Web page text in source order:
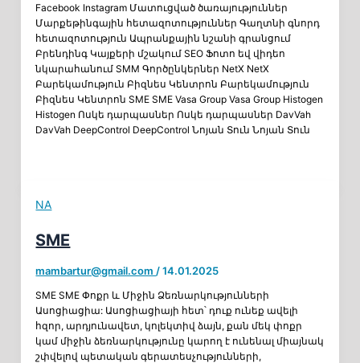
Facebook Instagram Մատուցված ծառայություններ
Մարքեթինգային հետազոտություններ Գաղտնի գնորդ
հետազոտություն Ապրանքային նշանի գրանցում
Բրենդինգ Կայքերի մշակում SEO Ֆոտո եվ վիդեո
նկարահանում SMM Գործընկերներ NetX NetX
Բարեկամություն Բիզնես Կենտրոն Բարեկամություն
Բիզնես Կենտրոն SME SME Vasa Group Vasa Group Histogen
Histogen Ոսկե դարպասներ Ոսկե դարպասներ DavVah
DavVah DeepControl DeepControl Նոյան Տուն Նոյան Տուն
NA
SME
mambartur@gmail.com /14.01.2025
SME SME Փոքր և Միջին Ձեռնարկությունների
Ասոցիացիա: Ասոցիացիայի հետ՝ դուք ունեք ավելի
հզոր, արդյունավետ, կոլեկտիվ ձայն, քան մեկ փոքր
կամ միջին ձեռնարկությունը կարող է ունենալ միայնակ
շփվելով պետական գերատեսչությունների,